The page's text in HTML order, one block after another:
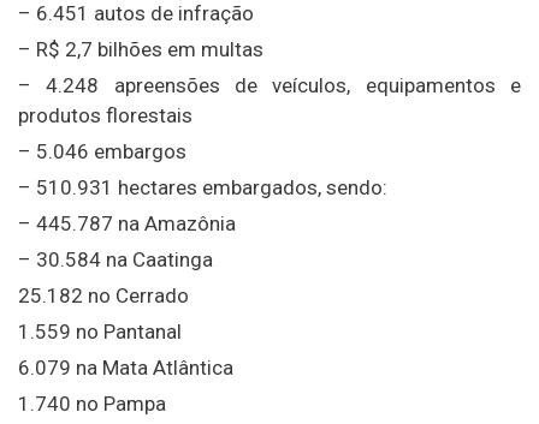
– 6.451 autos de infração
– R$ 2,7 bilhões em multas
– 4.248 apreensões de veículos, equipamentos e
produtos florestais
– 5.046 embargos
– 510.931 hectares embargados, sendo:
– 445.787 na Amazônia
– 30.584 na Caatinga
25.182 no Cerrado
1.559 no Pantanal
6.079 na Mata Atlântica
1.740 no Pampa